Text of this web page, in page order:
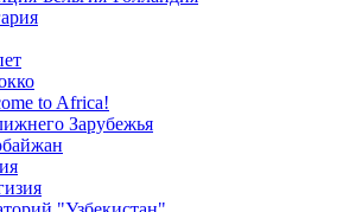
to Africa!
Зарубежья